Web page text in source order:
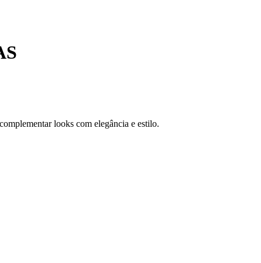
looks com elegância e estilo.